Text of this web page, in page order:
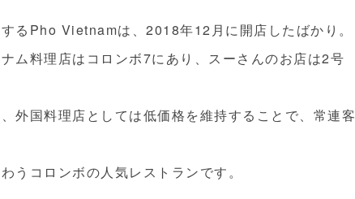
るPho Vietnamは、2018年12月に開店したばかり。
ム料理店はコロンボ7にあり、スーさんのお店は2号
外国料理店としては低価格を維持することで、常連客
うコロンボの人気レストランです。